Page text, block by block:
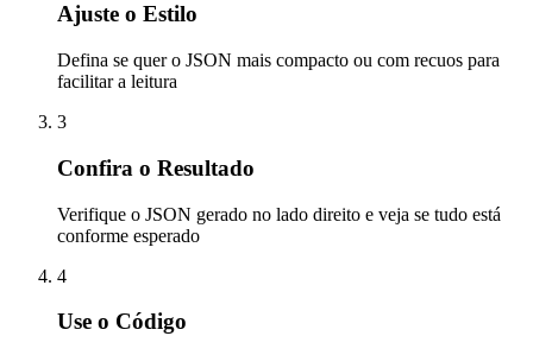
Ajuste o Estilo
Defina se quer o JSON mais compacto ou com recuos para
facilitar a leitura
3
Confira o Resultado
Verifique o JSON gerado no lado direito e veja se tudo está
conforme esperado
4
Use o Código